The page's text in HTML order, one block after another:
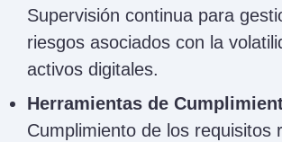
Supervisión continua para
riesgos asociados con la
activos digitales.
Herramientas de
Cumplimiento de los requisitos